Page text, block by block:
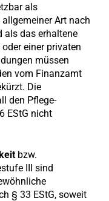
als
Art nach
als das erhaltene
einer privaten
müssen
vom Finanzamt
Die
den Pflege-
EStG nicht
bzw.
III sind
§ 33 EStG, soweit